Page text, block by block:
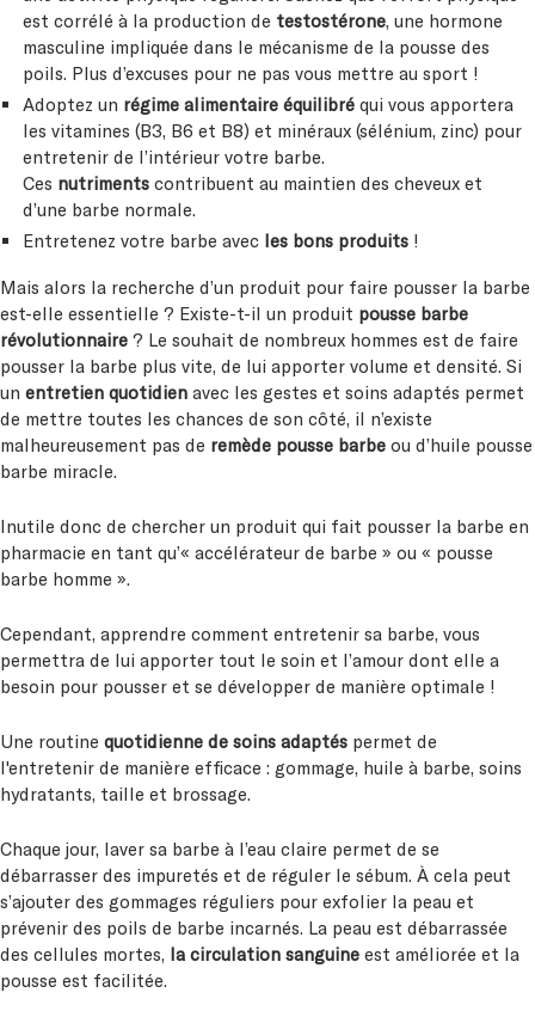
est corrélé à la production de testostérone, une hormone
masculine impliquée dans le mécanisme de la pousse des
poils. Plus d’excuses pour ne pas vous mettre au sport !
Adoptez un régime alimentaire équilibréqui vous apportera
les vitamines (B3, B6 et B8) et minéraux (sélénium, zinc) pour
entretenir de l’intérieur votre barbe.
Ces nutrimentscontribuent au maintien des cheveux et
d’une barbe normale.
Entretenez votre barbe avec les bons produits!
Mais alors la recherche d’un produit pour faire pousser la barbe
est-elle essentielle ? Existe-t-il un produit pousse barbe
révolutionnaire ? Le souhait de nombreux hommes est de faire
pousser la barbe plus vite, de lui apporter volume et densité. Si
un entretien quotidien avec les gestes et soins adaptés permet
de mettre toutes les chances de son côté, il n’existe
malheureusement pas de remède pousse barbe ou d’huile pousse
barbe miracle.
Inutile donc de chercher un produit qui fait pousser la barbe en
pharmacie en tant qu’« accélérateur de barbe » ou « pousse
barbe homme ».
Cependant, apprendre comment entretenir sa barbe, vous
permettra de lui apporter tout le soin et l’amour dont elle a
besoin pour pousser et se développer de manière optimale !
Une routine quotidienne de soins adaptés permet de
l'entretenir de manière efficace : gommage, huile à barbe, soins
hydratants, taille et brossage.
Chaque jour, laver sa barbe à l’eau claire permet de se
débarrasser des impuretés et de réguler le sébum. À cela peut
s’ajouter des gommages réguliers pour exfolier la peau et
prévenir des poils de barbe incarnés. La peau est débarrassée
des cellules mortes, la circulation sanguine est améliorée et la
pousse est facilitée.